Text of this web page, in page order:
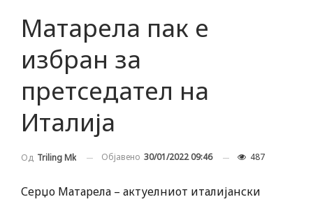
Матарела пак е
избран за
претседател на
Италија
Од Triling Mk Објавено 30/01/2022 09:46 487
Серџо Матарела – актуелниот италијански